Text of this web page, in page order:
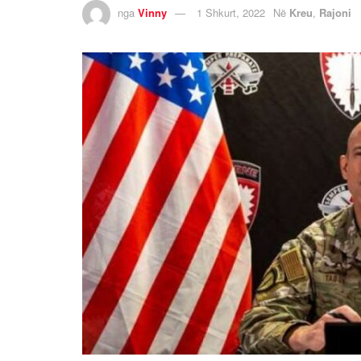
nga Vinny 1 Shkurt, 2022 Në Kreu, Rajoni